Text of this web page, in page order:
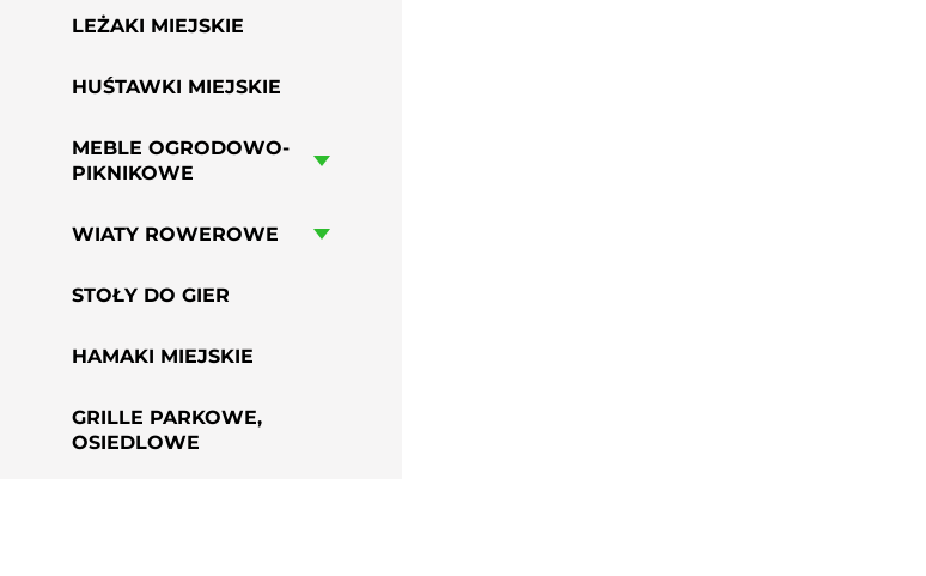
LEŻAKI MIEJSKIE
HUŚTAWKI MIEJSKIE
MEBLE OGRODOWO-
PIKNIKOWE
WIATY ROWEROWE
STOŁY DO GIER
HAMAKI MIEJSKIE
GRILLE PARKOWE,
OSIEDLOWE